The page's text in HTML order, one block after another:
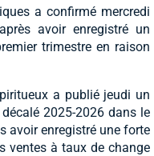
a confirmé mercredi
avoir enregistré un
trimestre en raison
a publié jeudi un
2025-2026 dans le
avoir enregistré une forte
ventes à taux de change